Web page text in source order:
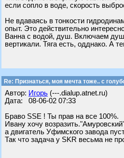
если сопло в воде, скорость
Не вдаваясь в тонкости
опыт. Это действительно
Ванна с водой, душ. Включаем душ
вертикали. Тяга есть, одднако. А
Re: Признаться, моя мечта тоже.. с
Автор: Игорь (---.dialup.atnet.ru)
Дата: 08-06-02 07:33
Браво SSE ! Ты прав на все 100%.
Ивану хочу
а двигатель Уфимского завода
Так что задача у SKR весьма не